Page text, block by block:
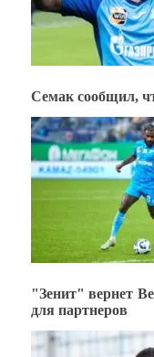
Семак сообщил,
"Зенит" вернет
для партнеров